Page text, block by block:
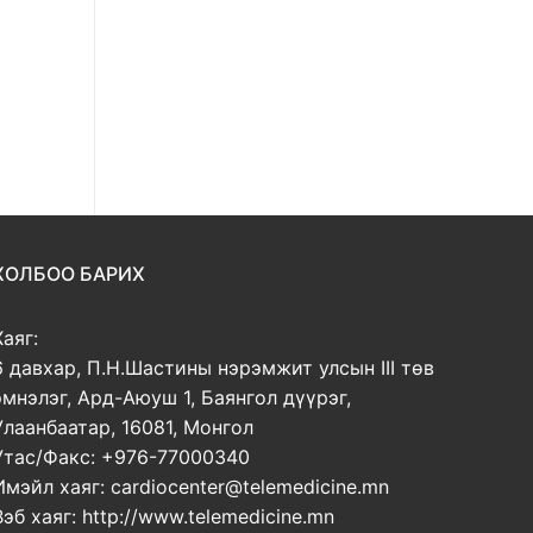
БАРИХ
давхар, П.Н.Шастины нэрэмжит улсын III төв
Ард-Аюуш 1, Баянгол дүүрэг,
16081, Монгол
Факс: +976-77000340
хаяг: cardiocenter@telemedicine.mn
хаяг: http://www.telemedicine.mn